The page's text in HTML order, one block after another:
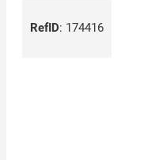
RefID: 174416